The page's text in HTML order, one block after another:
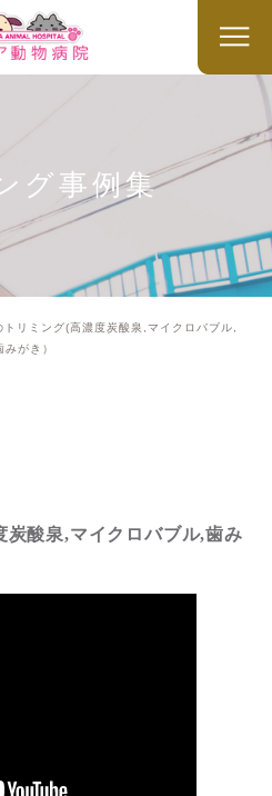
グ事例集
トリミング(高濃度炭酸泉,マイクロバブル,
みがき）
炭酸泉,マイクロバブル,歯み